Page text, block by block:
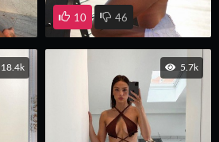
10 46
18.4k 5.7k